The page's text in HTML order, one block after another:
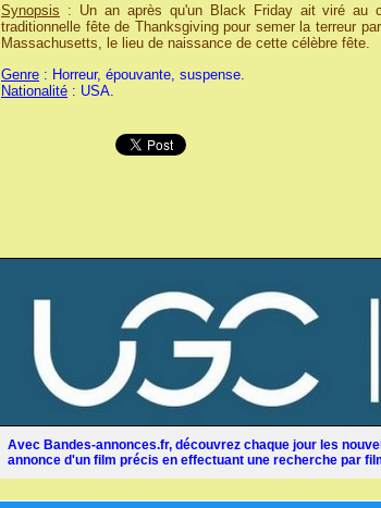
Synopsis : Un an après qu'un Black Friday ait viré au
traditionnelle fête de Thanksgiving pour semer la terreur
Massachusetts, le lieu de naissance de cette célèbre fête.
Genre : Horreur, épouvante, suspense.
Nationalité : USA.
Avec Bandes-annonces.fr, découvrez chaque jour les
annonce d'un film précis en effectuant une recherche par